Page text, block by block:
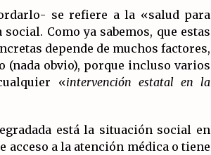
se refiere a la «salud para
Como ya sabemos, que estas
depende de muchos factores,
obvio), porque incluso varios
«intervención estatal en la
está la situación social en
acceso a la atención médica o tiene